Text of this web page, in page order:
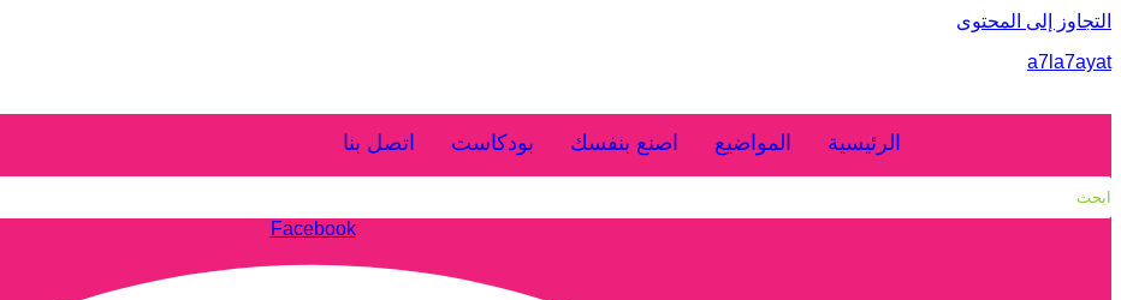
التجاوز إلى المحتوى
a7la7ayat
الرئيسية المواضيع اصنع بنفسك بودكاست اتصل بنا
Facebook